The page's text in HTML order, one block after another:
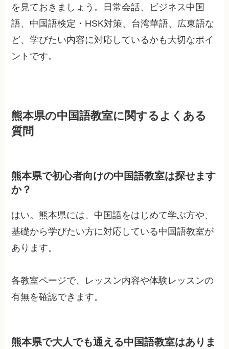
を見ておきましょう。日常会話、ビジネス中国
語、中国語検定・HSK対策、台湾華語、広東語な
ど、学びたい内容に対応しているかも大切なポイ
ントです。
熊本県の中国語教室に関するよくある
質問
熊本県で初心者向けの中国語教室は探せます
か？
はい。熊本県には、中国語をはじめて学ぶ方や、
基礎から学びたい方に対応している中国語教室が
あります。
各教室ページで、レッスン内容や体験レッスンの
有無を確認できます。
熊本県で大人でも通える中国語教室はありま